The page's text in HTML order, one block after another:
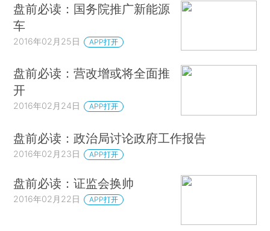
盘前必读：国务院推广新能源
车
2016年02月25日 APP打开
盘前必读：营改增或将全面推
开
2016年02月24日 APP打开
盘前必读：政治局讨论政府工作报告
2016年02月23日 APP打开
盘前必读：证监会换帅
2016年02月22日 APP打开